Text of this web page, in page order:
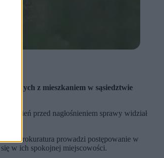
z mieszkaniem w sąsiedztwie
dzień przed nagłośnieniem sprawy widział
Prokuratura prowadzi postępowanie w
w ich spokojnej miejscowości.